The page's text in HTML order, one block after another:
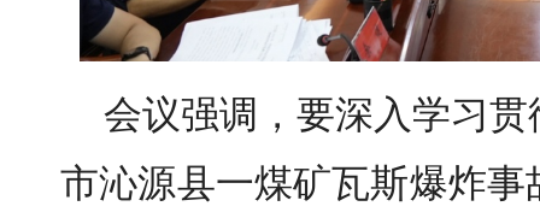
会议强调，要深入学习
市沁源县一煤矿瓦斯爆炸